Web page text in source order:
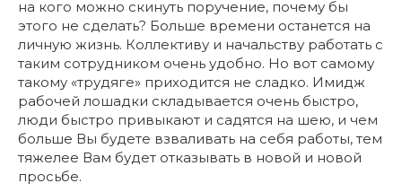
на кого можно скинуть поручение, почему бы
этого не сделать? Больше времени останется на
личную жизнь. Коллективу и начальству работать с
таким сотрудником очень удобно. Но вот самому
такому «трудяге» приходится не сладко. Имидж
рабочей лошадки складывается очень быстро,
люди быстро привыкают и садятся на шею, и чем
больше Вы будете взваливать на себя работы, тем
тяжелее Вам будет отказывать в новой и новой
просьбе.